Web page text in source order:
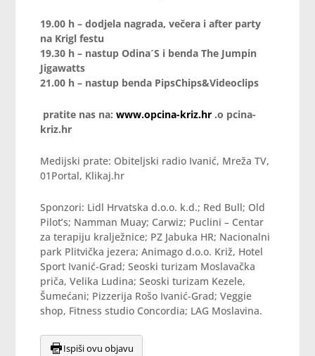
19.00 h – dodjela nagrada, večera i after party
na Krigl festu
19.30 h – nastup Odina´S i benda The Jumpin
Jigawatts
21.00 h – nastup benda PipsChips&Videoclips
pratite nas na:www.opcina-kriz.hr .o pcina-
kriz.hr
Medijski prate: Obiteljski radio Ivanić, Mreža TV,
01Portal, Klikaj.hr
Sponzori: Lidl Hrvatska d.o.o. k.d.; Red Bull; Old
Pilot’s; Namman Muay; Carwiz; Puclini – Centar
za terapiju kralježnice; PZ Jabuka HR; Nacionalni
park Plitvička jezera; Animago d.o.o. Križ, Hotel
Sport Ivanić-Grad; Seoski turizam Moslavačka
priča, Velika Ludina; Seoski turizam Kezele,
Šumećani; Pizzerija Rošo Ivanić-Grad; Veggie
shop, Fitness studio Concordia; LAG Moslavina.
Ispiši ovu objavu